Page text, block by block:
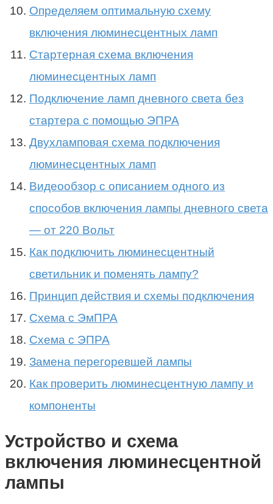
Определяем оптимальную схему
включения люминесцентных ламп
Cтартерная схема включения
люминесцентных ламп
Подключение ламп дневного света без
стартера с помощью ЭПРА
Двухламповая схема подключения
люминесцентных ламп
Видеообзор с описанием одного из
способов включения лампы дневного света
— от 220 Вольт
Как подключить люминесцентный
светильник и поменять лампу?
Принцип действия и схемы подключения
Схема с ЭмПРА
Схема с ЭПРА
Замена перегоревшей лампы
Как проверить люминесцентную лампу и
компоненты
Устройство и схема
включения люминесцентной
лампы